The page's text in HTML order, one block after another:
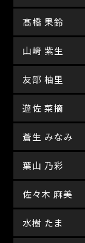
髙橋 果鈴
山﨑 紫生
友部 柚里
遊佐 菜摘
蒼生 みなみ
葉山 乃彩
佐々木 麻美
水樹 たま